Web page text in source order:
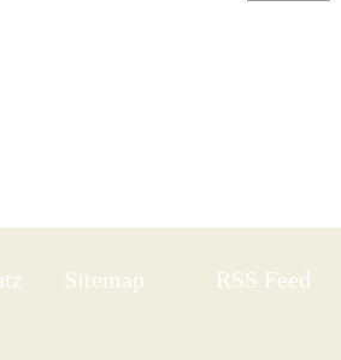
Sitemap RSS Feed